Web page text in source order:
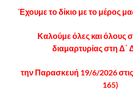
Έχουμε το δίκιο με το μέρος
Καλούμε όλες και όλους
διαμαρτυρίας στη Δ΄
την Παρασκευή 19/6/2026
165)